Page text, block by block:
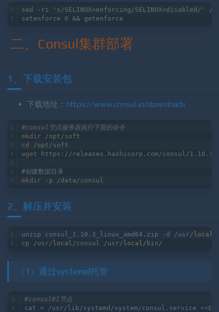
sed -ri 's/SELINUX=enforcing/SELINUX=disabled/'
/
setenforce 0 && getenforce
二、Consul集群部署
1、下载安装包
下载地址： https://www.consul.io/downloads
#consul节点服务器执行下面的命令
mkdir
/opt/soft
cd
/opt/soft
wget
https://releases.hashicorp.com/consul/1.10.3/
#创建数据目录
mkdir
-p /data/consul
2、解压并安装
unzip consul_1.10.3_linux_amd64.zip -d /usr/ local
cp /usr/ local /consul /usr/ local /bin/
（1）通过systemd托管
#consul01节点
cat > /usr/lib/systemd/system/consul.service